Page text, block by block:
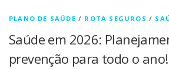
PLANO DE SAÚDE / ROTA SEGUROS /
Saúde em 2026:
prevenção para todo o ano!